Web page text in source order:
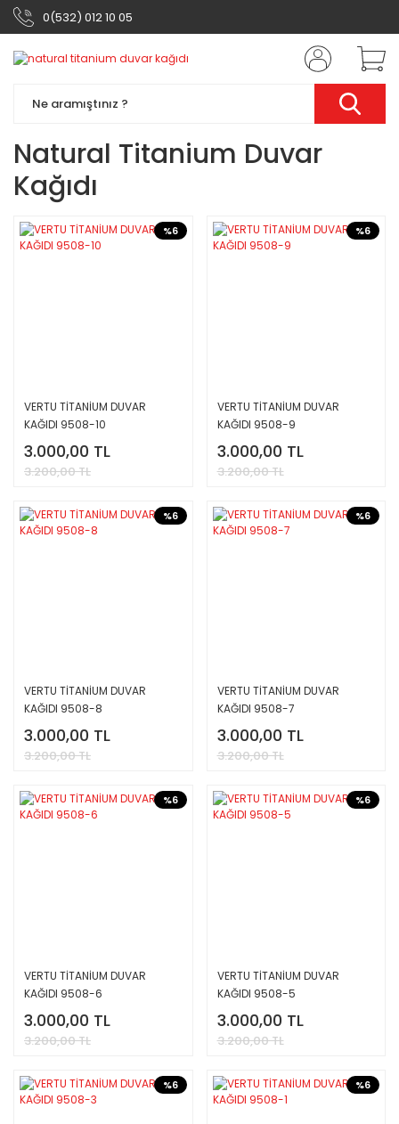
0(532) 012 10 05
Natural Titanium Duvar
Kağıdı
%6
VERTU TİTANİUM DUVAR
KAĞIDI 9508-10
3.000,00 TL
3.200,00 TL
%6
VERTU TİTANİUM DUVAR
KAĞIDI 9508-9
3.000,00 TL
3.200,00 TL
%6
VERTU TİTANİUM DUVAR
KAĞIDI 9508-8
3.000,00 TL
3.200,00 TL
%6
VERTU TİTANİUM DUVAR
KAĞIDI 9508-7
3.000,00 TL
3.200,00 TL
%6
VERTU TİTANİUM DUVAR
KAĞIDI 9508-6
3.000,00 TL
3.200,00 TL
%6
VERTU TİTANİUM DUVAR
KAĞIDI 9508-5
3.000,00 TL
3.200,00 TL
%6 %6